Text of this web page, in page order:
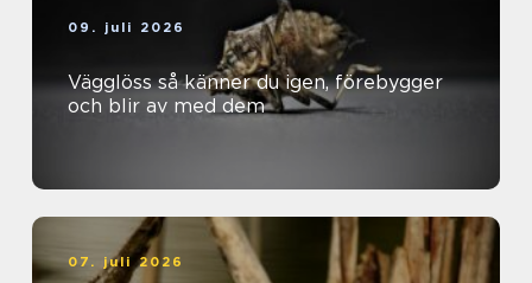
09. juli 2026
Vägglöss så känner du igen, förebygger
och blir av med dem
07. juli 2026